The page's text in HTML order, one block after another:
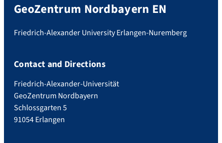
GeoZentrum Nordbayern EN
Friedrich-Alexander University Erlangen-Nuremberg
Contact and Directions
Friedrich-Alexander-Universität
GeoZentrum Nordbayern
Schlossgarten 5
91054 Erlangen